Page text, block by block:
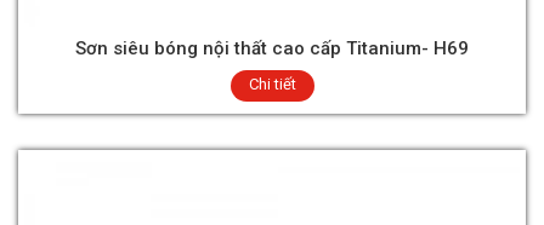
Sơn siêu bóng nội thất cao cấp Titanium- H69
Chi tiết